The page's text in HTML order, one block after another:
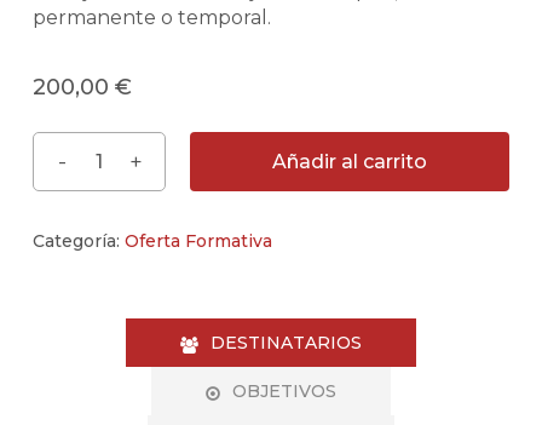
permanente o temporal.
200,00 €
Añadir al carrito
Categoría: Oferta Formativa
DESTINATARIOS
OBJETIVOS